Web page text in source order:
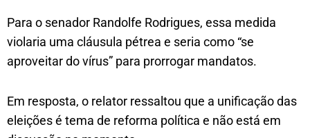
Para o senador Randolfe Rodrigues, essa medida
violaria uma cláusula pétrea e seria como “se
aproveitar do vírus” para prorrogar mandatos.
Em resposta, o relator ressaltou que a unificação das
eleições é tema de reforma política e não está em